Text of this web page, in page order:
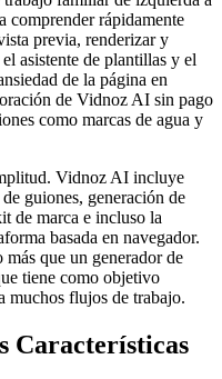
comprender rápidamente
previa, renderizar y
asistente de plantillas y el
de la página en
de Vidnoz AI sin pago
como marcas de agua y
Vidnoz AI incluye
guiones, generación de
de marca e incluso la
basada en navegador.
que un generador de
tiene como objetivo
muchos flujos de trabajo.
Características